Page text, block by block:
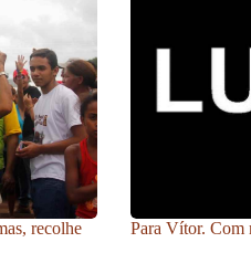
recolhe
Para Vítor. Com